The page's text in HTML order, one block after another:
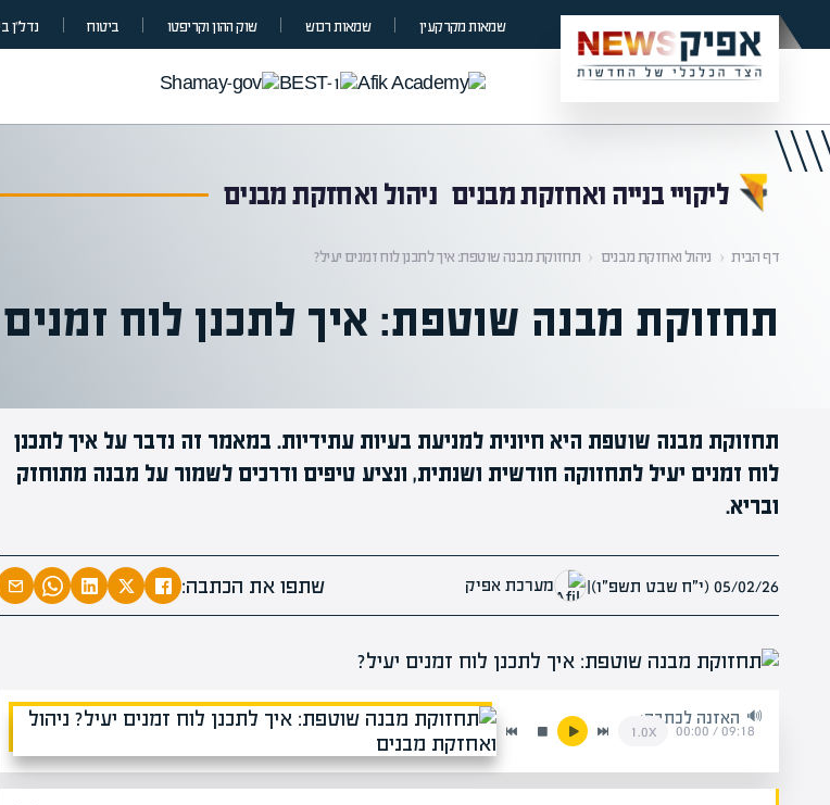
שמאות מקרקעין שמאות רכוש שוק ההון וקריפטו ביטוח נדל”ן
ליקויי בנייה ואחזקת מבנים ניהול ואחזקת מבנים
דף הבית ‹ ניהול ואחזקת מבנים ‹ תחזוקת מבנה שוטפת: איך לתכנן לוח זמנים יעיל?
תחזוקת מבנה שוטפת: איך לתכנן לוח זמנים
תחזוקת מבנה שוטפת היא חיונית למניעת בעיות עתידיות. במאמר זה נדבר על איך לתכנן
לוח זמנים יעיל לתחזוקה חודשית ושנתית, ונציע טיפים ודרכים לשמור על מבנה מתוחזק
ובריא.
05/02/26 (י״ח שבט תשפ״ו) | מערכת אפיק שתפו את הכתבה:
האזנה לכתבה:
09:18
/
00:00
1.0x